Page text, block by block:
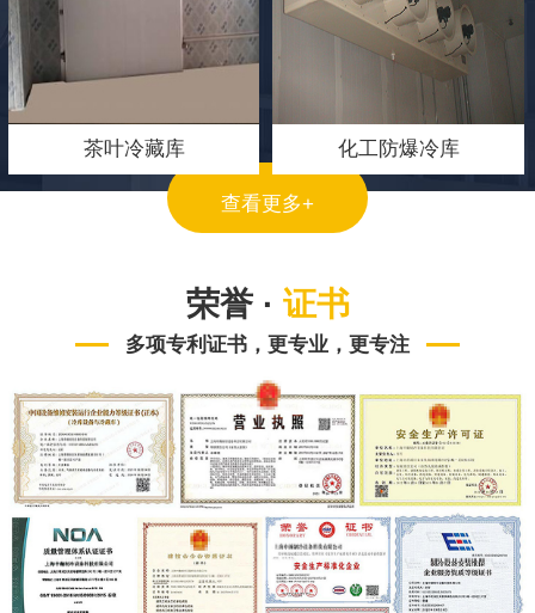
茶叶冷藏库 化工防爆冷库
查看更多+
荣誉 · 证书
多项专利证书，更专业，更专注